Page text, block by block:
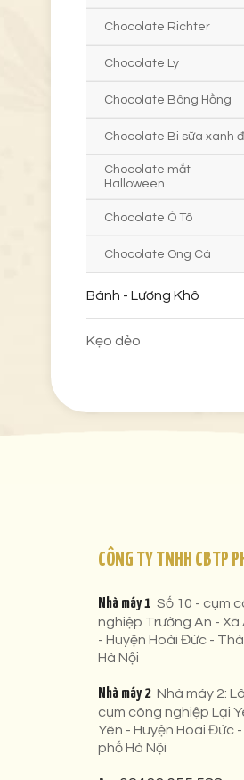
Chocolate Richter
Chocolate Ly
Chocolate Bông Hồng
Chocolate Bi sữa xanh
Chocolate mắt
Halloween
Chocolate Ô Tô
Chocolate Ong Cá
Bánh - Lương Khô
Kẹo dẻo
CÔNG TY TNHH CBTP
Nhà máy 1 Số 10 - cụm
nghiệp Trường An - Xã
- Huyện Hoài Đức -
Hà Nội
Nhà máy 2 Nhà máy 2:
cụm công nghiệp Lại
Yên - Huyện Hoài Đức
phố Hà Nội